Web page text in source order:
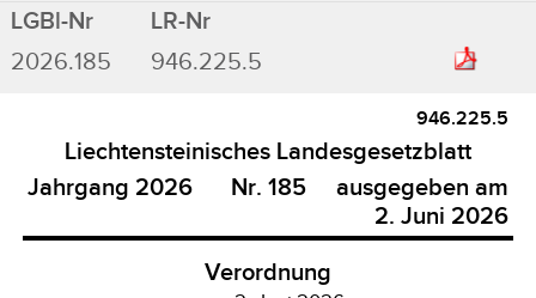
LGBl-Nr
LR-Nr
2026.185
946.225.5